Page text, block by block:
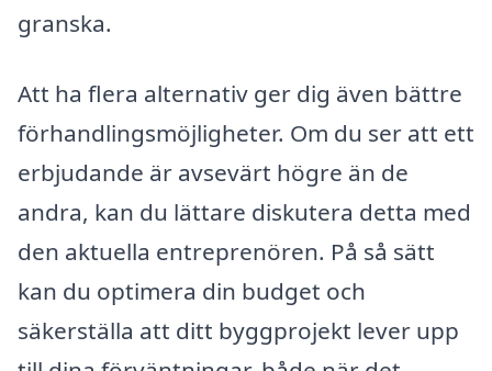
granska.
Att ha flera alternativ ger dig även bättre
förhandlingsmöjligheter. Om du ser att ett
erbjudande är avsevärt högre än de
andra, kan du lättare diskutera detta med
den aktuella entreprenören. På så sätt
kan du optimera din budget och
säkerställa att ditt byggprojekt lever upp